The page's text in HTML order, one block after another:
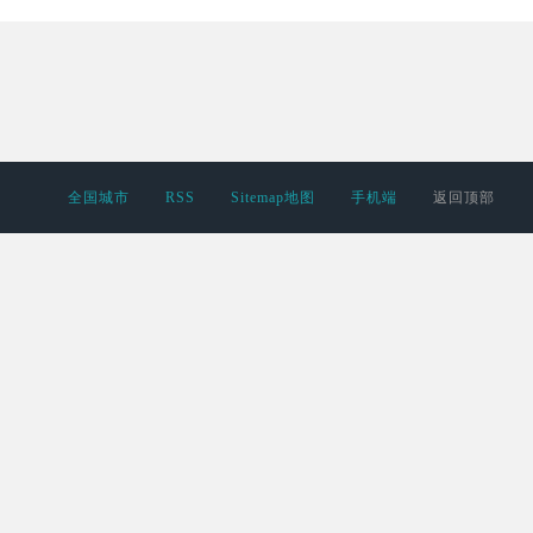
全国城市 RSS Sitemap地图 手机端 返回顶部